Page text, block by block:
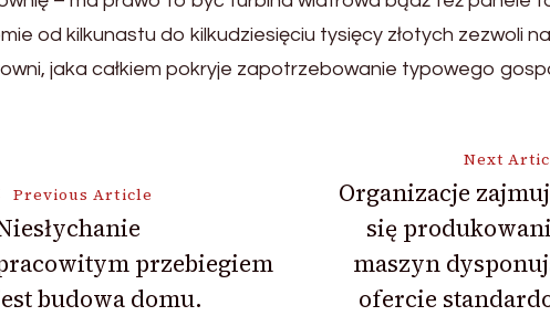
od kilkunastu do kilkudziesięciu tysięcy złotych zezwoli
jaka całkiem pokryje zapotrzebowanie typowego
Previous Article
przebiegiem
budowa domu.
Next
Organizacje
się
maszyn
ofercie